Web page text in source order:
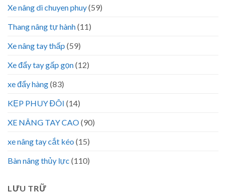
Xe nâng di chuyen phuy(59)
Thang nâng tự hành(11)
Xe nâng tay thấp (59)
Xe đẩy tay gấp gọn(12)
xe đẩy hàng(83)
KẸP PHUY ĐÔI (14)
XE NÂNG TAY CAO(90)
xe nâng tay cắt kéo (15)
Bàn nâng thủy lực (110)
LƯU TRỮ